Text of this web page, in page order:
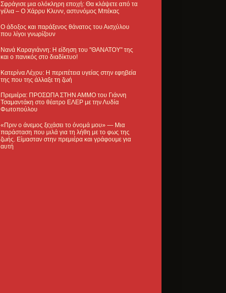
Σφράγισε μια ολόκληρη εποχή: Θα κλάψετε από τα
γέλια – Ο Χάρρυ Κλυνν, αστυνόμος Μπέκας
Ο άδοξος και παράξενος θάνατος του Αισχύλου
που λίγοι γνωρίζουν
Νανά Καραγιάννη: Η είδηση του "ΘΑΝΑΤΟΥ" της
και ο πανικός στο διαδίκτυο!
Κατερίνα Λέχου: Η περιπέτεια υγείας στην εφηβεία
της που της άλλαξε τη ζωή
Πρεμιέρα: ΠΡΟΣΩΠΑ ΣΤΗΝ ΑΜΜΟ του Γιάννη
Τσαμαντάκη στο θέατρο ΕΛΕΡ με την Λυδία
Φωτοπούλου
«Πριν ο άνεμος ξεχάσει το όνομά μου» — Μια
παράσταση που μιλά για τη λήθη με το φως της
ζωής. Είμασταν στην πρεμιέρα και γράφουμε για
αυτή